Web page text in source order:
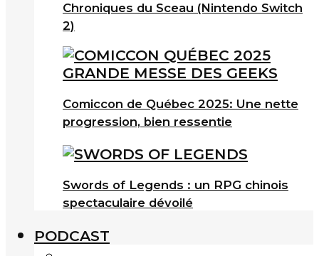
Chroniques du Sceau (Nintendo Switch
2)
Comiccon de Québec 2025: Une nette
progression, bien ressentie
Swords of Legends : un RPG chinois
spectaculaire dévoilé
PODCAST